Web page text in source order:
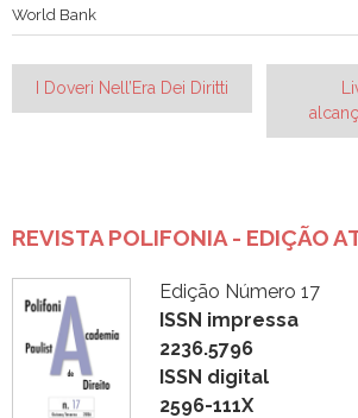
World Bank
Navegação
I Doveri Nell’Era Dei Diritti
REVISTA POLIFONIA - EDIÇÃO
Edição Número 17
ISSN impressa
2236.5796
ISSN digital
2596-111X